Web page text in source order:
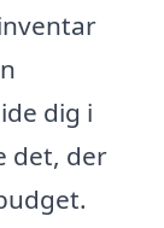
dig i
det, der